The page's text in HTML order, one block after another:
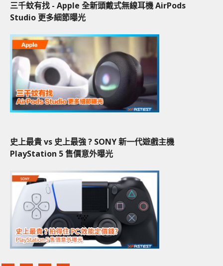
三千蚊有找 - Apple 全新頭戴式無線耳機 AirPods
Studio 更多細節曝光
史上最貴 vs 史上最強 ? SONY 新一代遊戲主機
PlayStation 5 售價意外曝光